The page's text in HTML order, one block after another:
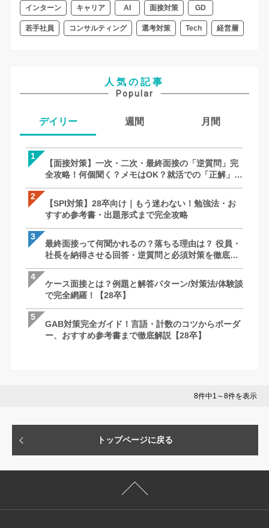
インターン キャリア AI 面接対策 GD
若手社員 コンサルティング 選考対策 Tech 経営層
人気の記事
Popular
デイリー
1
【面接対策】一次・二次・最終面接の「逆質問」完
全攻略！何個聞く？メモはOK？就活での「正解」を
徹底解説｜27卒・28卒向け
2
【SPI対策】28卒向け｜もう迷わない！勉強法・お
すすめ参考書・出題形式まで完全攻略
3
最終面接って何聞かれるの？落ちる理由は？ 役員・
社長を納得させる回答・逆質問と必須対策を徹底解
説
4
ケース面接とは？例題と解答パターン/対策法/体験談
で完全網羅！【28卒】
5
GAB対策完全ガイド！言語・計数のコツからボーダ
ー、おすすめ参考書まで徹底解説【28卒】
週間
【SPI対策】28卒向け｜もう迷わない！
すすめ参考書・出題形式まで完全攻略
【面接対策】一次・二次・最終面接の「
全攻略！何個聞く？メモはOK？就活での
徹底解説｜27卒・28卒向け
最終面接って何聞かれるの？落ちる理由
社長を納得させる回答・逆質問と必須対
説
ケース面接とは？例題と解答パターン/対
で完全網羅！【28卒】
GAB対策完全ガイド！言語・計数のコツ
ー、おすすめ参考書まで徹底解説【28卒
月間
【面接対策】一次・二次・最終面接の「
全攻略！何個聞く？メモはOK？就活での
徹底解説｜27卒・28卒向け
【SPI対策】28卒向け｜もう迷わない！
すすめ参考書・出題形式まで完全攻略
ケース面接とは？例題と解答パターン/対
で完全網羅！【28卒】
最終面接って何聞かれるの？落ちる理由
社長を納得させる回答・逆質問と必須対
説
苦手な人がいたときはどうしますか？ ー
さとコツ
8件中1～8件を表示
トップページに戻る